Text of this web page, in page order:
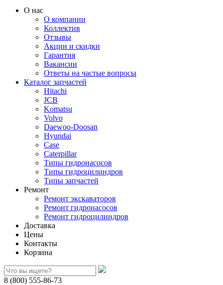
О нас
О компании
Коллектив
Отзывы
Акции и скидки
Гарантия
Вакансии
Ответы на частые вопросы
Каталог запчастей
Hitachi
JCB
Komatsu
Volvo
Daewoo-Doosan
Hyundai
Case
Caterpillar
Типы гидронасосов
Типы гидроцилиндров
Типы запчастей
Ремонт
Ремонт экскаваторов
Ремонт гидронасосов
Ремонт гидроцилиндров
Доставка
Цены
Контакты
Корзина
8 (800) 555-86-73